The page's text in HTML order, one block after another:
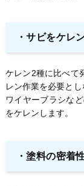
・サビをケレ
ケレン2種に比べて
レン作業を必要と
ワイヤーブラシな
をケレンします。
・塗料の密着